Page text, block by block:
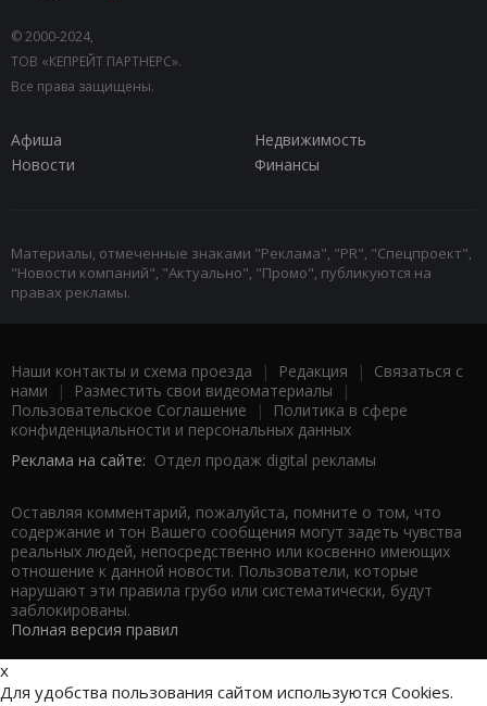
© 2000-2024,
ТОВ «КЕПРЕЙТ ПАРТНЕРС».
Все права защищены.
Афиша
Недвижимость
Новости
Финансы
Материалы, отмеченные знаками "Реклама", "PR", "Спецпроект",
"Новости компаний", "Актуально", "Промо", публикуются на
правах рекламы.
Наши контакты и схема проезда | Редакция | Связаться с
нами | Разместить свои видеоматериалы |
Пользовательское Соглашение |
Политика в сфере
конфиденциальности и персональных данных
Реклама на сайте: Отдел продаж digital рекламы
Оставляя комментарий, пожалуйста, помните о том, что
содержание и тон Вашего сообщения могут задеть чувства
реальных людей, непосредственно или косвенно имеющих
отношение к данной новости. Пользователи, которые
нарушают эти правила грубо или систематически, будут
заблокированы.
Полная версия правил
x
Для удобства пользования сайтом используются Cookies.